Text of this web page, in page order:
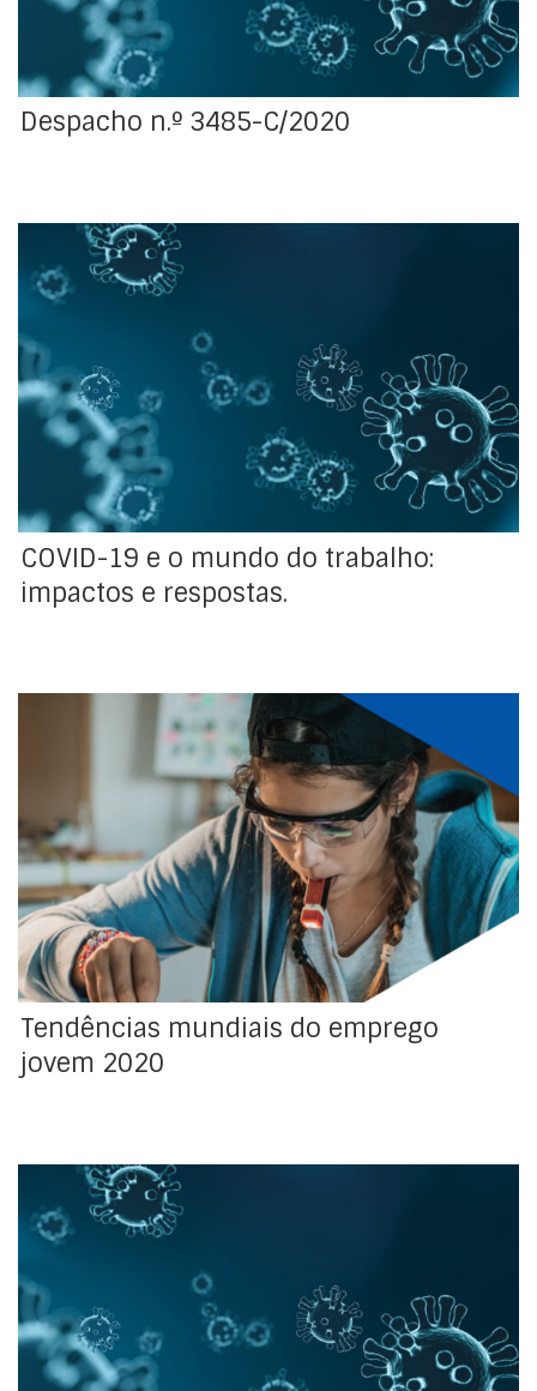
Despacho n.º 3485-C/2020
A crise económica criada pela pandemia COVID-19
desemprego, de acordo com uma estimativa da
Organização Internacional do Trabalho (OIT). No
entanto, no caso de uma resposta internacional
coordenada, como durante a crise financeira mundial
de 2008-2009, o impacto sobre o desemprego poderá
ser […]
COVID-19 e o mundo do trabalho:
impactos e respostas.
De acordo com uma análise elaborada pelo ILOSTAT, a
transição da escola para o mundo trabalho continua a
ser um processo difícil para os jovens e, de acordo
com os dados disponíveis de cerca de 60 países, essa
dificuldade aumenta, tendo em conta o género ou a
região em que […]
Tendências mundiais do emprego
jovem 2020
Declara a situação de calamidade no município de
Ovar, na sequência da situação epidemiológica da
Covid-19.